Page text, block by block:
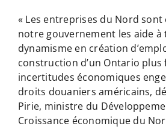
« Les entreprises du Nord
notre gouvernement les aide
dynamisme en création
construction d’un Ontario plus
incertitudes économiques
droits douaniers américains,
Pirie, ministre du
Croissance économique du